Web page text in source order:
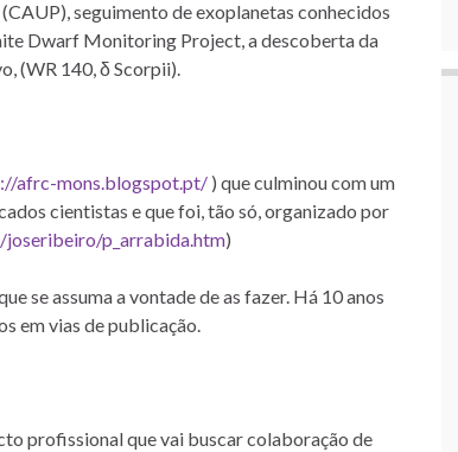
seguimento de exoplanetas conhecidos
Dwarf Monitoring Project, a descoberta da
(WR 140, δ Scorpii).
afrc-mons.blogspot.pt/ ) que culminou com um
cientistas e que foi, tão só, organizado por
p_arrabida.htm)
se assuma a vontade de as fazer. Há 10 anos
em vias de publicação.
profissional que vai buscar colaboração de